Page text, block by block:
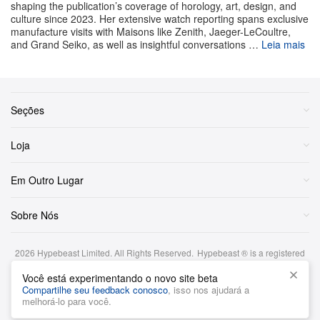
prateado, energizada por detalhes em laranja. Cada
relógio vem com uma pulseira intercambiável de couro
de bezerro texturizado, que acompanha com elegância
uma generosa reserva de marcha de 70 horas. Visível
toda a sofisticação da roda de colunas e de uma
marcante massa oscilante em ouro rosa de 22 quilates.
Os modelos de 42 mm têm preço definido em 33.600
CHF (cerca de US$ 42.500).
1 of 10
shaping the publication’s coverage of horology, art, design, and
culture since 2023. Her extensive watch reporting spans exclusive
manufacture visits with Maisons like Zenith, Jaeger-LeCoultre,
and Grand Seiko, as well as insightful conversations … Leia mais
Seções
Loja
Em Outro Lugar
Sobre Nós
2026 Hypebeast Limited. All Rights Reserved. Hypebeast ® is a registered
Termos e Condições | Política de Privacidade |
Aviso de investimento
Você está experimentando o novo site beta
Compartilhe seu feedback conosco, isso nos ajudará a
melhorá-lo para você.